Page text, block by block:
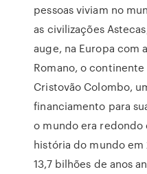
pessoas viviam no
as civilizações
auge, na Europa com
Romano, o
Cristovão Colombo,
financiamento para
o mundo era redondo
história do mundo em
13,7 bilhões de anos